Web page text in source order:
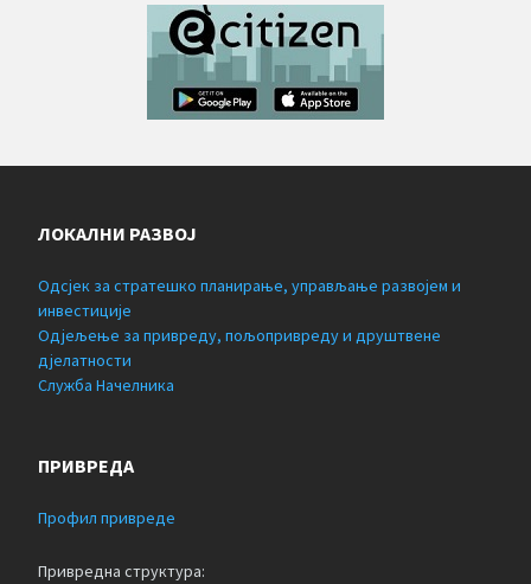
ЛОКАЛНИ РАЗВОЈ
Одсјек за стратешко планирање, управљање развојем и
инвестиције
Одјељење за привреду, пољопривреду и друштвене
дјелатности
Служба Начелника
ПРИВРЕДА
Профил привреде
Привредна структура: